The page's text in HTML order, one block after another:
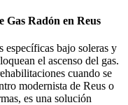
Radón en Reus
específicas bajo soleras y
el ascenso del gas.
cuando se
modernista de Reus o
es una solución